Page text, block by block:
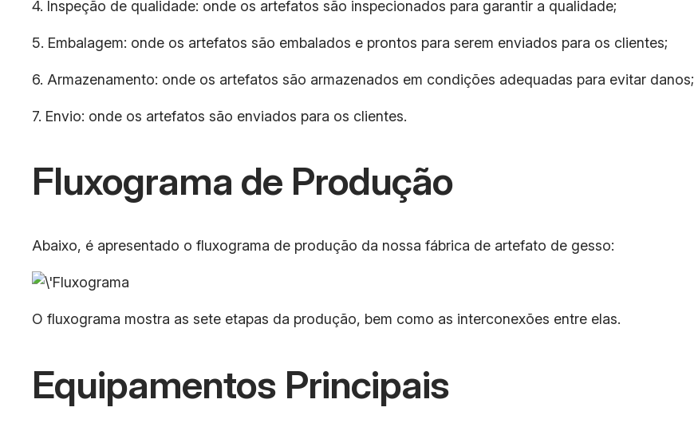
4. Inspeção de qualidade: onde os artefatos são inspecionados para garantir a qualidade;
5. Embalagem: onde os artefatos são embalados e prontos para serem enviados para os clientes;
6. Armazenamento: onde os artefatos são armazenados em condições adequadas para evitar danos;
7. Envio: onde os artefatos são enviados para os clientes.
Fluxograma de Produção
Abaixo, é apresentado o fluxograma de produção da nossa fábrica de artefato de gesso:
O fluxograma mostra as sete etapas da produção, bem como as interconexões entre elas.
Equipamentos Principais